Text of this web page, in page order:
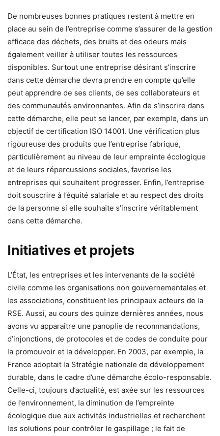
De nombreuses bonnes pratiques restent à mettre en
place au sein de l’entreprise comme s’assurer de la gestion
efficace des déchets, des bruits et des odeurs mais
également veiller à utiliser toutes les ressources
disponibles. Surtout une entreprise désirant s’inscrire
dans cette démarche devra prendre en compte qu’elle
peut apprendre de ses clients, de ses collaborateurs et
des communautés environnantes. Afin de s’inscrire dans
cette démarche, elle peut se lancer, par exemple, dans un
objectif de certification ISO 14001. Une vérification plus
rigoureuse des produits que l’entreprise fabrique,
particulièrement au niveau de leur empreinte écologique
et de leurs répercussions sociales, favorise les
entreprises qui souhaitent progresser. Enfin, l’entreprise
doit souscrire à l’équité salariale et au respect des droits
de la personne si elle souhaite s’inscrire véritablement
dans cette démarche.
Initiatives et projets
L’État, les entreprises et les intervenants de la société
civile comme les organisations non gouvernementales et
les associations, constituent les principaux acteurs de la
RSE. Aussi, au cours des quinze dernières années, nous
avons vu apparaître une panoplie de recommandations,
d’injonctions, de protocoles et de codes de conduite pour
la promouvoir et la développer. En 2003, par exemple, la
France adoptait la Stratégie nationale de développement
durable, dans le cadre d’une démarche écolo-responsable.
Celle-ci, toujours d’actualité, est axée sur les ressources
de l’environnement, la diminution de l’empreinte
écologique due aux activités industrielles et recherchent
les solutions pour contrôler le gaspillage ; le fait de